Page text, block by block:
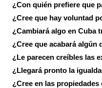
¿Con quién prefiere que
¿Cree que hay voluntad
¿Cambiará algo en Cuba
¿Cree que acabará
¿Le parecen creíbles las
¿Llegará pronto la
¿Cree en las